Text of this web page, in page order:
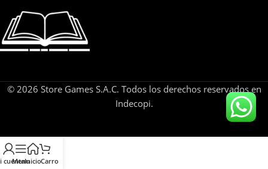
© 2026 Store Games S.A.C. Todos los derechos reservados en
Indecopi.
cuenta
MenuInicioCarro